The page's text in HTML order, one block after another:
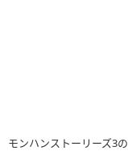
モンハンストーリーズ3